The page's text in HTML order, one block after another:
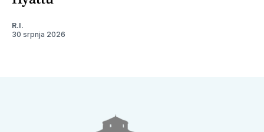
R.I.
30 srpnja 2026